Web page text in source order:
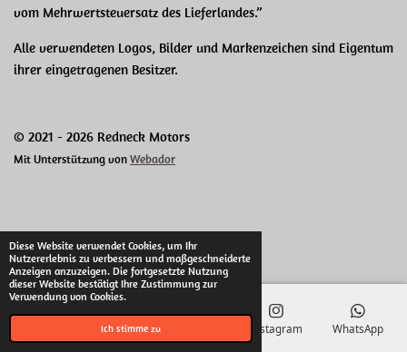
Diese Website verwendet Cookies, um Ihr
Nutzererlebnis zu verbessern und maßgeschneiderte
Anzeigen anzuzeigen. Die fortgesetzte Nutzung
dieser Website bestätigt Ihre Zustimmung zur
Verwendung von Cookies.
Ich stimme zu
vom Mehrwertsteuersatz des Lieferlandes.”
Alle verwendeten Logos, Bilder und Markenzeichen sind Eigentum
ihrer eingetragenen Besitzer.
© 2021 - 2026 Redneck Motors
Mit Unterstützung vonWebador
Telefon Instagram WhatsApp